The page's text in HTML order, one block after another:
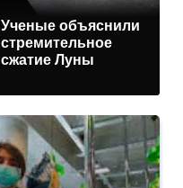
Ученые объяснили
стремительное
сжатие Луны